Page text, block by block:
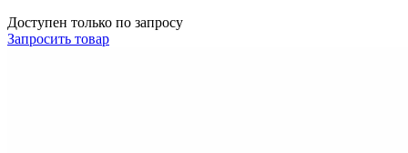
Доступен только по запросу
Запросить товар